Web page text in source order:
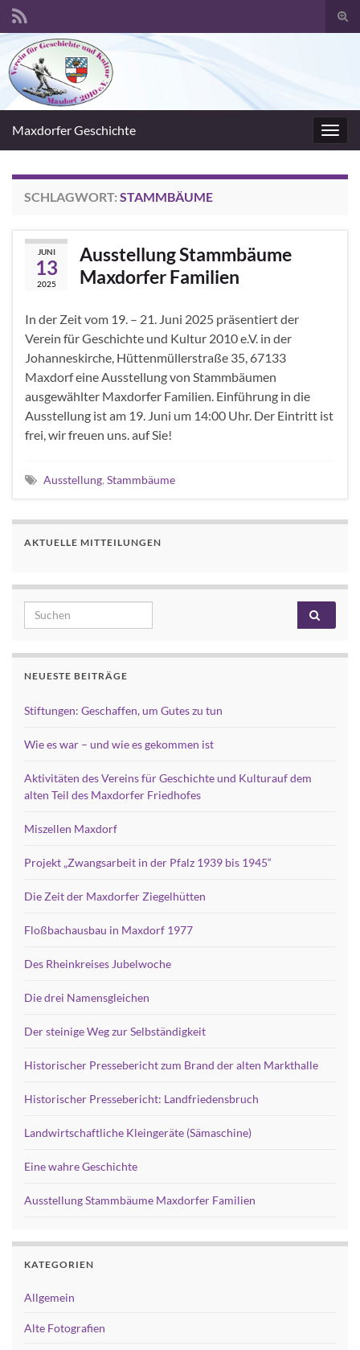
Search for:
Maxdorfer Geschichte
SCHLAGWORT: STAMMBÄUME
JUNI
13
2025
Ausstellung Stammbäume
Maxdorfer Familien
In der Zeit vom 19. – 21. Juni 2025 präsentiert der
Verein für Geschichte und Kultur 2010 e.V. in der
Johanneskirche, Hüttenmüllerstraße 35, 67133
Maxdorf eine Ausstellung von Stammbäumen
ausgewählter Maxdorfer Familien. Einführung in die
Ausstellung ist am 19. Juni um 14:00 Uhr. Der Eintritt ist
frei, wir freuen uns. auf Sie!
Ausstellung, Stammbäume
AKTUELLE MITTEILUNGEN
Search for:
NEUESTE BEITRÄGE
Stiftungen: Geschaffen, um Gutes zu tun
Wie es war – und wie es gekommen ist
Aktivitäten des Vereins für Geschichte und Kulturauf dem
alten Teil des Maxdorfer Friedhofes
Miszellen Maxdorf
Projekt „Zwangsarbeit in der Pfalz 1939 bis 1945“
Die Zeit der Maxdorfer Ziegelhütten
Floßbachausbau in Maxdorf 1977
Des Rheinkreises Jubelwoche
Die drei Namensgleichen
Der steinige Weg zur Selbständigkeit
Historischer Pressebericht zum Brand der alten Markthalle
Historischer Pressebericht: Landfriedensbruch
Landwirtschaftliche Kleingeräte (Sämaschine)
Eine wahre Geschichte
Ausstellung Stammbäume Maxdorfer Familien
KATEGORIEN
Allgemein
Alte Fotografien